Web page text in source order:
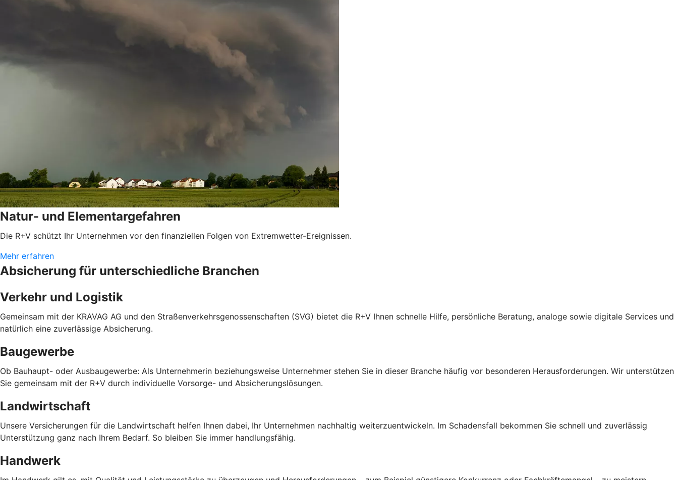
Natur- und Elementargefahren
Die R+V schützt Ihr Unternehmen vor den finanziellen Folgen von Extremwetter-Ereignissen.
Mehr erfahren
Absicherung für unterschiedliche Branchen
Verkehr und Logistik
Gemeinsam mit der KRAVAG AG und den Straßenverkehrsgenossenschaften (SVG) bietet die R+V Ihnen schnelle Hilfe, persönliche Beratung, analoge sowie digitale Services und
natürlich eine zuverlässige Absicherung.
Baugewerbe
Ob Bauhaupt- oder Ausbaugewerbe: Als Unternehmerin beziehungsweise Unternehmer stehen Sie in dieser Branche häufig vor besonderen Herausforderungen. Wir unterstützen
Sie gemeinsam mit der R+V durch individuelle Vorsorge- und Absicherungslösungen.
Landwirtschaft
Unsere Versicherungen für die Landwirtschaft helfen Ihnen dabei, Ihr Unternehmen nachhaltig weiterzuentwickeln. Im Schadensfall bekommen Sie schnell und zuverlässig
Unterstützung ganz nach Ihrem Bedarf. So bleiben Sie immer handlungsfähig.
Handwerk